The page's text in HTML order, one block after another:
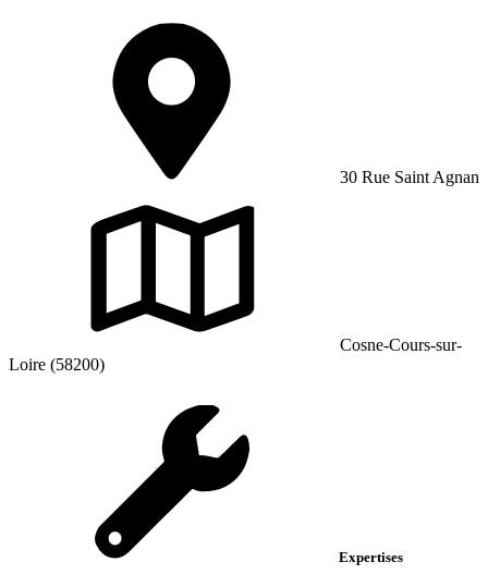
30 Rue Saint Agnan
Cosne-Cours-sur-
Loire (58200)
Expertises